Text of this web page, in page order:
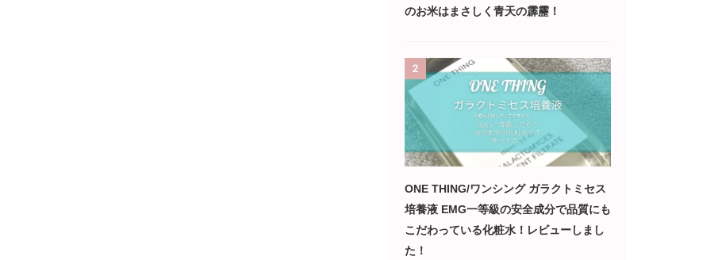
のお米はまさしく青天の霹靂！
2
ONE THING/ワンシング ガラクトミセス
培養液 EMG一等級の安全成分で品質にも
こだわっている化粧水！レビューしまし
た！